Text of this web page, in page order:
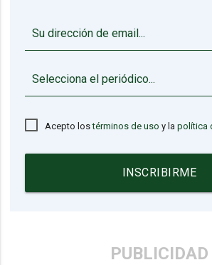
Acepto lostérminos de uso y lapolítica
INSCRIBIRME
PUBLICIDAD